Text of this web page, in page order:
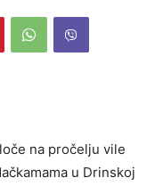
na pročelju vile
u Drinskoj